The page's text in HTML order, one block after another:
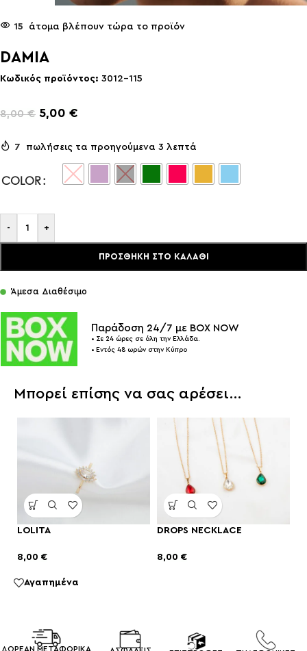
15 άτομα βλέπουν τώρα το προϊόν
DAMIA
Κωδικός προϊόντος: 3012-115
8,00€ 5,00 €
7 πωλήσεις τα προηγούμενα 3 λεπτά
COLOR
- +
ΠΡΟΣΘΉΚΗ ΣΤΟ ΚΑΛΆΘΙ
Άμεσα Διαθέσιμο
Παράδοση 24/7 με BOX NOW
• Σε 24 ώρες σε όλη την Ελλάδα.
• Εντός 48 ωρών στην Κύπρο
Μπορεί επίσης να σας αρέσει…
LOLITA
8,00 €
DROPS NECKLACE
8,00 €
Αγαπημένα
ΔΩΡΕΑΝ ΜΕΤΑΦΟΡΙΚΑ